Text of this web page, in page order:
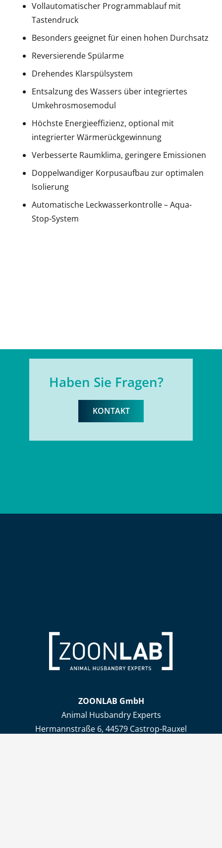
Vollautomatischer Programmablauf mit
Tastendruck
Besonders geeignet für einen hohen Durchsatz
Reversierende Spülarme
Drehendes Klarspülsystem
Entsalzung des Wassers über integriertes
Umkehrosmosemodul
Höchste Energieeffizienz, optional mit
integrierter Wärmerückgewinnung
Verbesserte Raumklima, geringere Emissionen
Doppelwandiger Korpusaufbau zur optimalen
Isolierung
Automatische Leckwasserkontrolle – Aqua-
Stop-System
Haben Sie Fragen?
KONTAKT
ZOONLAB GmbH
Animal Husbandry Experts
Hermannstraße 6, 44579 Castrop-Rauxel